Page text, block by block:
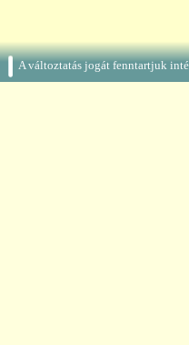
A változtatás jogát fenntartjuk